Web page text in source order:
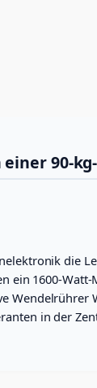
90-
ein 1600-
in der